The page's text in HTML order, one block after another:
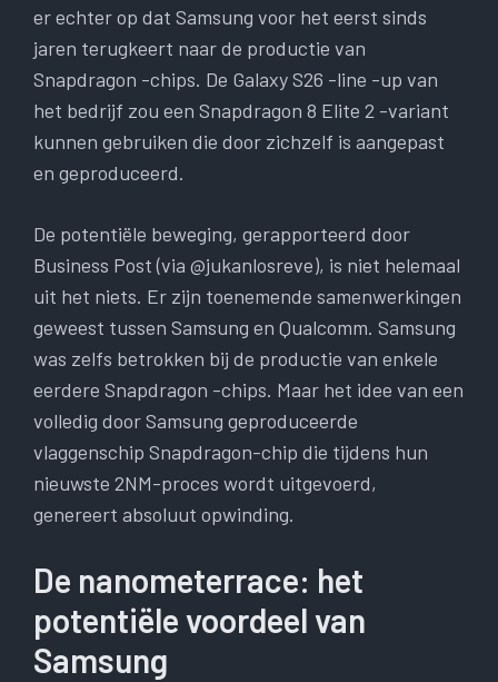
er echter op dat Samsung voor het eerst sinds
jaren terugkeert naar de productie van
Snapdragon -chips. De Galaxy S26 -line -up van
het bedrijf zou een Snapdragon 8 Elite 2 -variant
kunnen gebruiken die door zichzelf is aangepast
en geproduceerd.
De potentiële beweging, gerapporteerd door
Business Post (via @jukanlosreve), is niet helemaal
uit het niets. Er zijn toenemende samenwerkingen
geweest tussen Samsung en Qualcomm. Samsung
was zelfs betrokken bij de productie van enkele
eerdere Snapdragon -chips. Maar het idee van een
volledig door Samsung geproduceerde
vlaggenschip Snapdragon-chip die tijdens hun
nieuwste 2NM-proces wordt uitgevoerd,
genereert absoluut opwinding.
De nanometerrace: het
potentiële voordeel van
Samsung